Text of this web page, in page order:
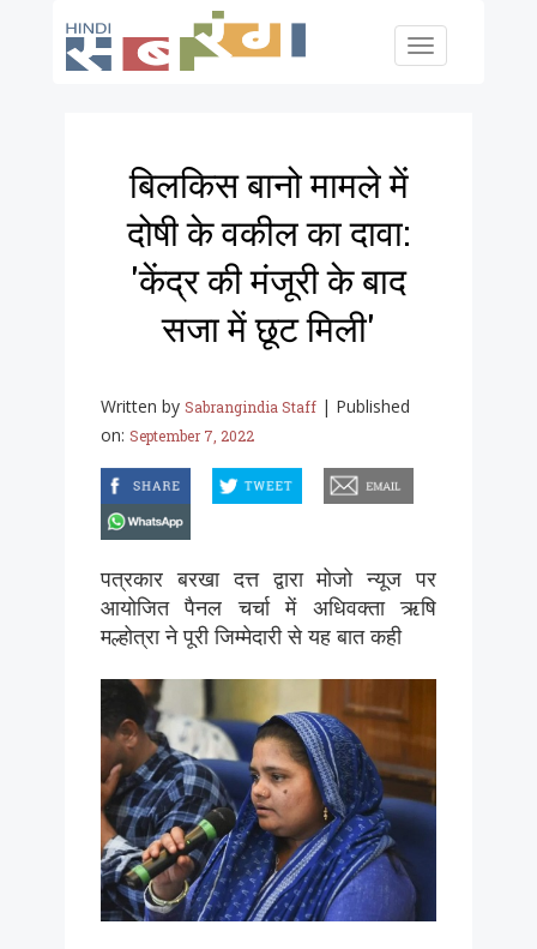
Toggle
बिलकिस बानो मामले में
दोषी के वकील का दावा:
'केंद्र की मंजूरी के बाद
सजा में छूट मिली'
Written by Sabrangindia Staff | Published
on: September 7, 2022
पत्रकार बरखा दत्त द्वारा मोजो न्यूज पर
आयोजित पैनल चर्चा में अधिवक्ता ऋषि
मल्होत्रा ने पूरी जिम्मेदारी से यह बात कही